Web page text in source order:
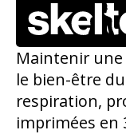
Maintenir
le bien-être
respiration,
imprimées en